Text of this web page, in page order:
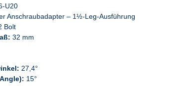
U20
Anschraubadapter – 1½-Leg-Ausführung
Bolt
32 mm
27,4°
15°